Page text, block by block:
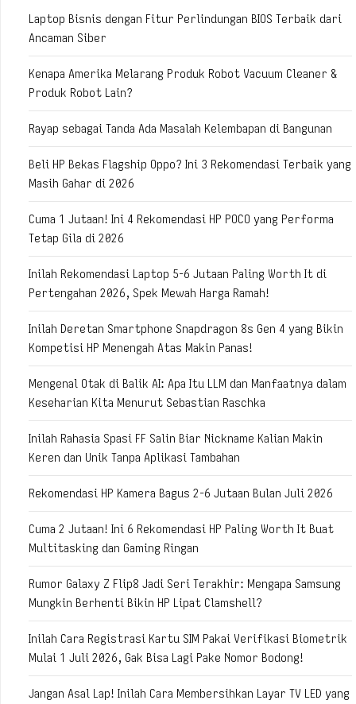
Laptop Bisnis dengan Fitur Perlindungan BIOS Terbaik dari
Ancaman Siber
Kenapa Amerika Melarang Produk Robot Vacuum Cleaner &
Produk Robot Lain?
Rayap sebagai Tanda Ada Masalah Kelembapan di Bangunan
Beli HP Bekas Flagship Oppo? Ini 3 Rekomendasi Terbaik yang
Masih Gahar di 2026
Cuma 1 Jutaan! Ini 4 Rekomendasi HP POCO yang Performa
Tetap Gila di 2026
Inilah Rekomendasi Laptop 5-6 Jutaan Paling Worth It di
Pertengahan 2026, Spek Mewah Harga Ramah!
Inilah Deretan Smartphone Snapdragon 8s Gen 4 yang Bikin
Kompetisi HP Menengah Atas Makin Panas!
Mengenal Otak di Balik AI: Apa Itu LLM dan Manfaatnya dalam
Keseharian Kita Menurut Sebastian Raschka
Inilah Rahasia Spasi FF Salin Biar Nickname Kalian Makin
Keren dan Unik Tanpa Aplikasi Tambahan
Rekomendasi HP Kamera Bagus 2-6 Jutaan Bulan Juli 2026
Cuma 2 Jutaan! Ini 6 Rekomendasi HP Paling Worth It Buat
Multitasking dan Gaming Ringan
Rumor Galaxy Z Flip8 Jadi Seri Terakhir: Mengapa Samsung
Mungkin Berhenti Bikin HP Lipat Clamshell?
Inilah Cara Registrasi Kartu SIM Pakai Verifikasi Biometrik
Mulai 1 Juli 2026, Gak Bisa Lagi Pake Nomor Bodong!
Jangan Asal Lap! Inilah Cara Membersihkan Layar TV LED yang